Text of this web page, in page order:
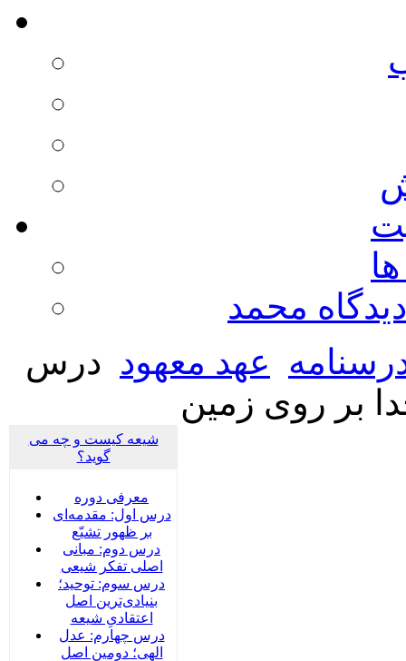
محمد
عهد معهود درس
بر روی زمین
شیعه کیست و چه می
گوید؟
معرفی دوره
درس اول: مقدمه‌ای
بر ظهور تشیّع
درس دوم: مبانی
اصلی تفکر شیعی
درس سوم: توحید؛
بنیادی‌‌ترین اصل
اعتقادیِ شیعه
درس چهارم: عدل
الهی؛ دومین اصل